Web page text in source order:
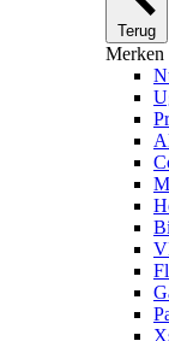
Terug
Merken